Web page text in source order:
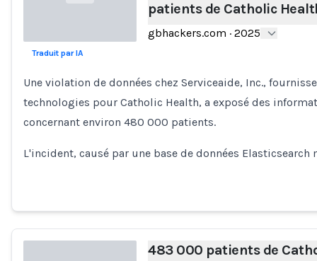
patients de Catholic
gbhackers.com · 2025
Traduit par IA
Une violation de données chez Serviceaide, Inc.,
technologies pour Catholic Health, a exposé des
concernant environ 480 000 patients.
L'incident, causé par une base de données Elasticsearch
483 000 patients de